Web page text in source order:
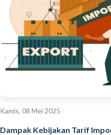
Kamis, 08 Mei 2025
Dampak Kebijakan Tarif